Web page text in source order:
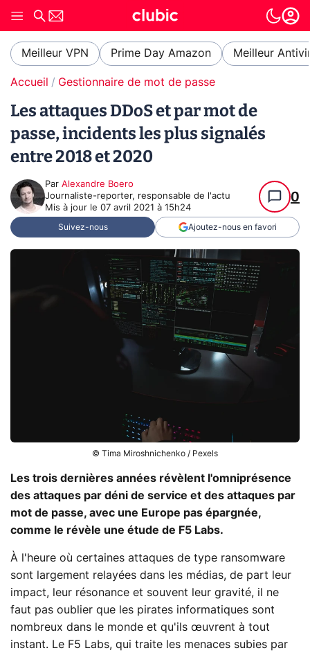
Meilleur VPN Prime Day Amazon Meilleur
Accueil Gestionnaire de mot de passe
Les attaques DDoS et par mot de
passe, incidents les plus signalés
entre 2018 et 2020
Par Alexandre Boero
Journaliste-reporter, responsable de l'actu
Mis à jour le 07 avril 2021 à 15h24
0
Suivez-nous Ajoutez-nous en favori
© Tima Miroshnichenko / Pexels
Les trois dernières années révèlent l'omniprésence
des attaques par déni de service et des attaques par
mot de passe, avec une Europe pas épargnée,
comme le révèle une étude de F5 Labs.
À l'heure où certaines attaques de type ransomware
sont largement relayées dans les médias, de part leur
impact, leur résonance et souvent leur gravité, il ne
faut pas oublier que les pirates informatiques sont
nombreux dans le monde et qu'ils œuvrent à tout
instant. Le F5 Labs, qui traite les menaces subies par